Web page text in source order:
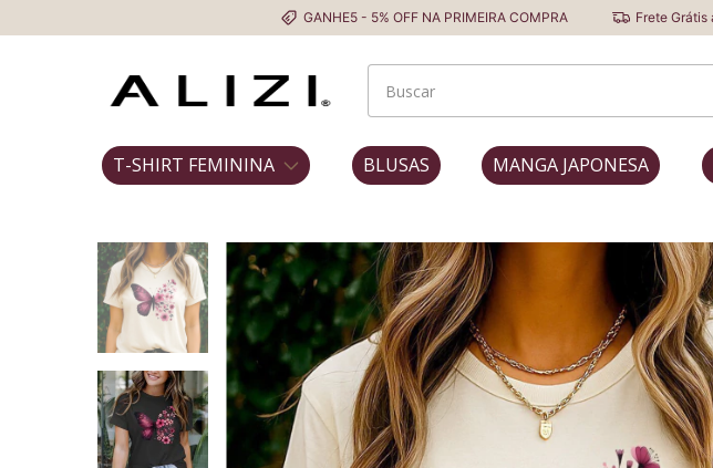
GANHE5 - 5% OFF NA PRIMEIRA COMPRA Frete Grátis a partir de R$ 229
T-SHIRT FEMININA BLUSAS MANGA JAPONESA